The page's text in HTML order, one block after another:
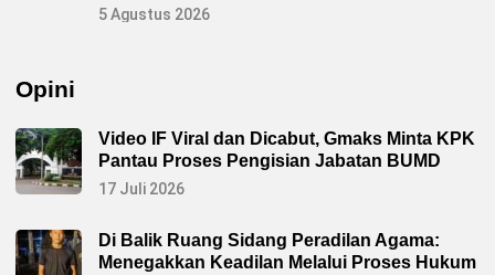
5 Agustus 2026
Opini
Video IF Viral dan Dicabut, Gmaks Minta KPK
Pantau Proses Pengisian Jabatan BUMD
17 Juli 2026
Di Balik Ruang Sidang Peradilan Agama:
Menegakkan Keadilan Melalui Proses Hukum